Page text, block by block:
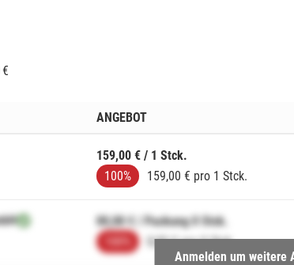
ANGEBOT
159,00 € / 1 Stck.
100%
159,00 € pro 1 Stck.
Anmelden um weitere
00,00 € / Packung 0 Stck.
0,00 € pro 0 Stck.